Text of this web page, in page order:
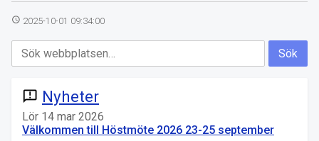
access_time 2025-10-01 09:34:00
announcement Nyheter
Lör 14 mar 2026
Välkommen till Höstmöte 2026 23-25 september